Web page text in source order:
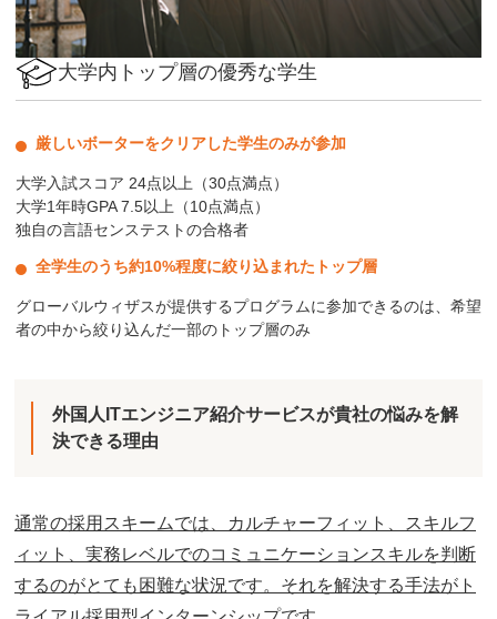
大学内トップ層の優秀な学生
厳しいボーターをクリアした学生のみが参加
大学入試スコア 24点以上（30点満点）
大学1年時GPA 7.5以上（10点満点）
独自の言語センステストの合格者
全学生のうち約10%程度に絞り込まれたトップ層
グローバルウィザスが提供するプログラムに参加できるのは、希望
者の中から絞り込んだ一部のトップ層のみ
外国人ITエンジニア紹介サービスが貴社の悩みを解
決できる理由
通常の採用スキームでは、カルチャーフィット、スキルフ
ィット、実務レベルでのコミュニケーションスキルを判断
するのがとても困難な状況です。それを解決する手法がト